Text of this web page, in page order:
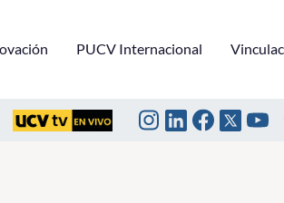
PUCV Internacional